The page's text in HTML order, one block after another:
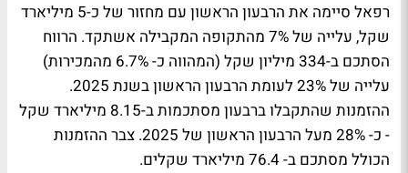
רפאל סיימה את הרבעון הראשון עם מחזור של כ-5 מיליארד
שקל, עלייה של 7% מהתקופה המקבילה אשתקד. הרווח
הסתכם ב-334 מיליון שקל (המהווה כ- 6.7% מהמכירות)
עלייה של 23% לעומת הרבעון הראשון בשנת 2025.
ההזמנות שהתקבלו ברבעון מסתכמות ב-8.15 מיליארד שקל
- כ- 28% מעל הרבעון הראשון של 2025. צבר ההזמנות
הכולל מסתכם ב- 76.4 מיליארד שקלים.